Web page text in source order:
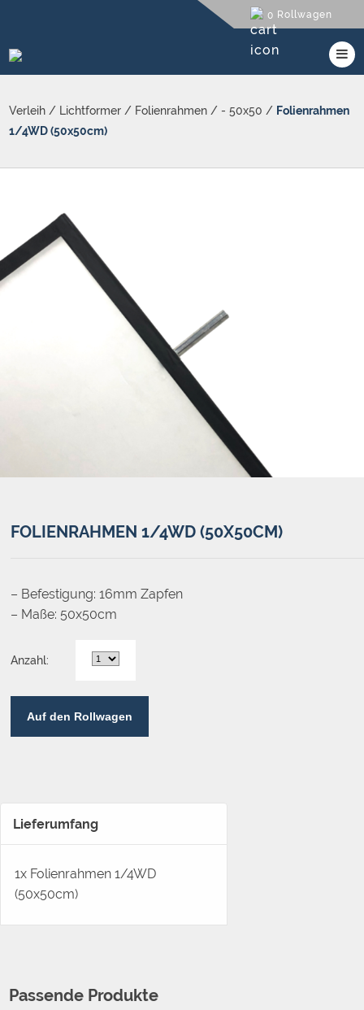
0 Rollwagen
Verleih / Lichtformer / Folienrahmen / - 50x50 / Folienrahmen
1/4WD (50x50cm)
FOLIENRAHMEN 1/4WD (50X50CM)
– Befestigung: 16mm Zapfen
– Maße: 50x50cm
Anzahl:
Auf den Rollwagen
Lieferumfang
1x Folienrahmen 1/4WD
(50x50cm)
Passende Produkte